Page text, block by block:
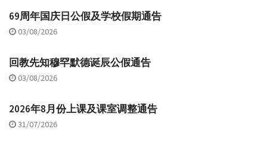
69周年国庆日公假及学校假期通告
03/08/2026
回教先知穆罕默德诞辰公假通告
03/08/2026
2026年8月份上课及课室调整通告
31/07/2026